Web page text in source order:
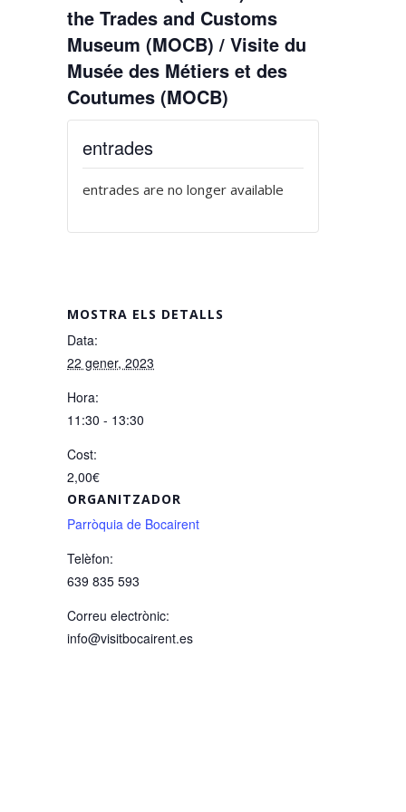
the Trades and Customs
Museum (MOCB) / Visite du
Musée des Métiers et des
Coutumes (MOCB)
MOSTRA ELS DETALLS
Data:
22 gener, 2023
Hora:
11:30 - 13:30
Cost:
2,00€
ORGANITZADOR
Parròquia de Bocairent
Telèfon:
639 835 593
Correu electrònic:
info@visitbocairent.es
entrades
entrades are no longer available